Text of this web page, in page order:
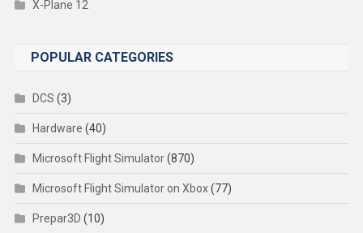
X-Plane 12
POPULAR CATEGORIES
DCS (3)
Hardware (40)
Microsoft Flight Simulator(870)
Microsoft Flight Simulator on Xbox(77)
Prepar3D (10)